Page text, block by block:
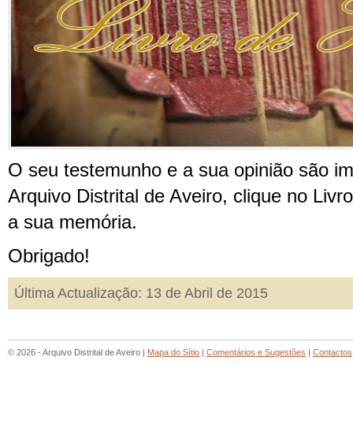
O seu testemunho e a sua opinião são
Arquivo Distrital de Aveiro, clique no
a sua memória.
Obrigado!
Última Actualização: 13 de Abril de 2015
© 2026 - Arquivo Distrital de Aveiro | Mapa do Sítio Comentários e Sugestões Contactos